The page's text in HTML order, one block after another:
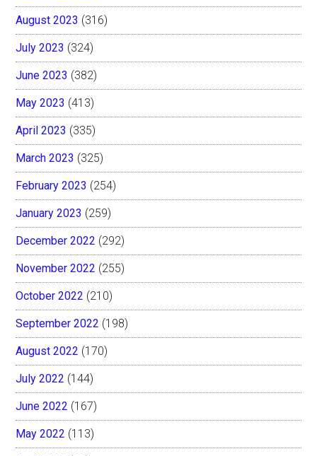
August 2023 (316)
July 2023 (324)
June 2023 (382)
May 2023 (413)
April 2023 (335)
March 2023 (325)
February 2023 (254)
January 2023 (259)
December 2022 (292)
November 2022 (255)
October 2022 (210)
September 2022 (198)
August 2022 (170)
July 2022 (144)
June 2022 (167)
May 2022 (113)